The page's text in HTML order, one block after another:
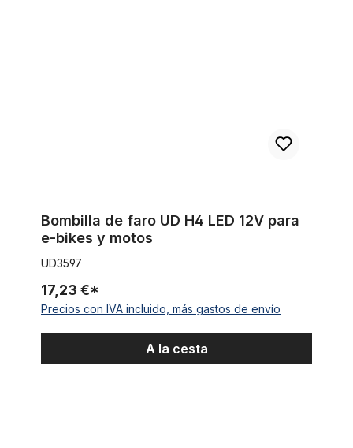
Bombilla de faro UD H4 LED 12V para
e-bikes y motos
UD3597
17,23 €*
Precios con IVA incluido, más gastos de envío
A la cesta